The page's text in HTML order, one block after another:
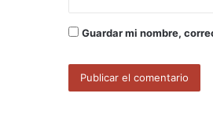
Guardar mi nombre,